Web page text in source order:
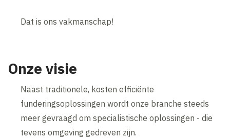
Dat is ons vakmanschap!
Onze visie
Naast traditionele, kosten efficiënte
funderingsoplossingen wordt onze branche steeds
meer gevraagd om specialistische oplossingen - die
tevens omgeving gedreven zijn.